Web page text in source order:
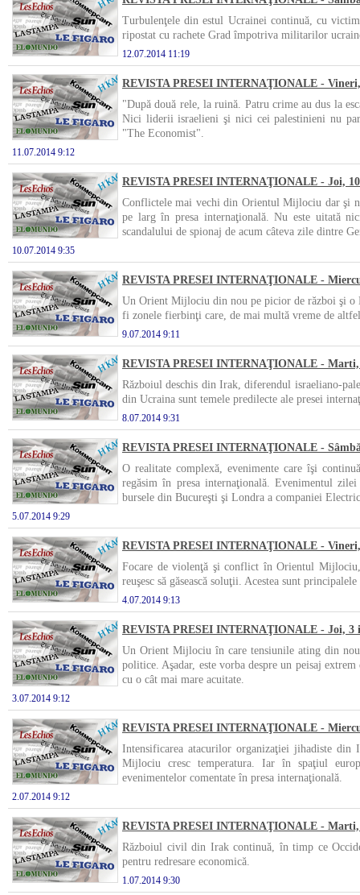
Turbulenţele din estul Ucrainei continuă, cu
ripostat cu rachete Grad împotriva militarilor
12.07.2014 11:19
REVISTA PRESEI INTERNAŢIONALE -
"După două rele, la ruină. Patru crime au dus la
Nici liderii israelieni şi nici cei palestinieni nu par
"The Economist".
11.07.2014 9:12
REVISTA PRESEI INTERNAŢIONALE - Joi,
Conflictele mai vechi din Orientul Mijlociu dar şi
pe larg în presa internaţională. Nu este uitată
scandalului de spionaj de acum câteva zile dintre
10.07.2014 9:35
REVISTA PRESEI INTERNAŢIONALE -
Un Orient Mijlociu din nou pe picior de război şi o
fi zonele fierbinţi care, de mai multă vreme de
9.07.2014 9:11
REVISTA PRESEI INTERNAŢIONALE - Marti,
Războiul deschis din Irak, diferendul israeliano-
din Ucraina sunt temele predilecte ale presei
8.07.2014 9:31
REVISTA PRESEI INTERNAŢIONALE -
O realitate complexă, evenimente care îşi
regăsim în presa internaţională. Evenimentul
bursele din Bucureşti şi Londra a companiei
5.07.2014 9:29
REVISTA PRESEI INTERNAŢIONALE -
Focare de violenţă şi conflict în Orientul
reuşesc să găsească soluţii. Acestea sunt
4.07.2014 9:13
REVISTA PRESEI INTERNAŢIONALE - Joi, 3
Un Orient Mijlociu în care tensiunile ating din nou
politice. Aşadar, este vorba despre un peisaj
cu o cât mai mare acuitate.
3.07.2014 9:12
REVISTA PRESEI INTERNAŢIONALE -
Intensificarea atacurilor organizaţiei jihadiste
Mijlociu cresc temperatura. Iar în spaţiul
evenimentelor comentate în presa internaţională.
2.07.2014 9:12
REVISTA PRESEI INTERNAŢIONALE - Marti,
Războiul civil din Irak continuă, în timp ce
pentru redresare economică.
1.07.2014 9:30